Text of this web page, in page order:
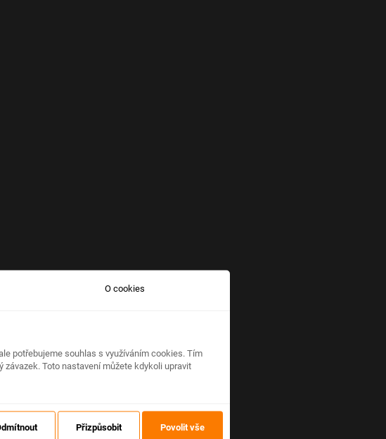
O cookies
potřebujeme souhlas s využíváním cookies. Tím
závazek. Toto nastavení můžete kdykoli upravit
Přizpůsobit Povolit vše